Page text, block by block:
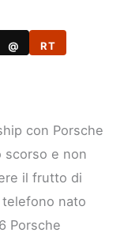
@ RT
con Porsche
scorso e non
il frutto di
nato
Porsche